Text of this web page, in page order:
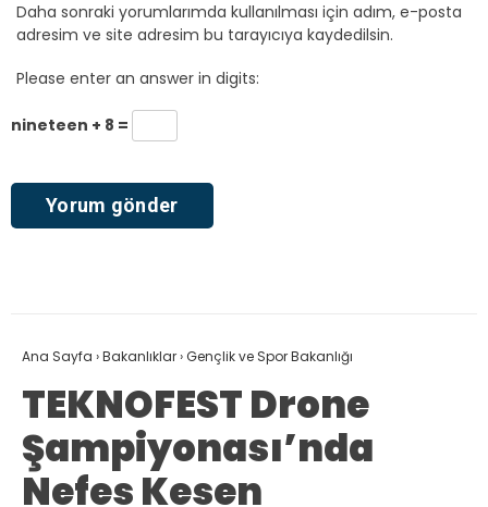
Daha sonraki yorumlarımda kullanılması için adım, e-posta
adresim ve site adresim bu tarayıcıya kaydedilsin.
Please enter an answer in digits:
nineteen + 8 =
Ana Sayfa ›Bakanlıklar›Gençlik ve Spor Bakanlığı
TEKNOFEST Drone
Şampiyonası’nda
Nefes Kesen